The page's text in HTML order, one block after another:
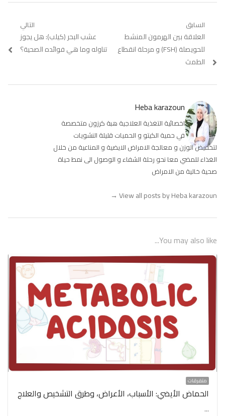
تصفّح
المقالات
السابق
Previous
post:
العلاقة بين الهرمون المنشط
للحويصلة (FSH) و مرحلة انقطاع
الطمث
التالي
Next
post:
عشب البحر (كيلب): هل يجوز
تناوله وما هي فوائده الصحية؟
Heba karazoun
اخصائية التغذية العلاجية هبة كرزون متخصصة
في حمية الكيتو و الحميات قليلة النشويات
لتخفيض الوزن و معالجة الامراض الايضية و المناعية من خلال
الغذاء للمضي معا نحو رحلة الشفاء و الوصول الى نمط حياة
صحية خالية من الامراض
View all posts by Heba karazoun
→
You may also like...
متفرقات
الحماض الأيضي: الأسباب، الأعراض، وطرق التشخيص والعلاج
…